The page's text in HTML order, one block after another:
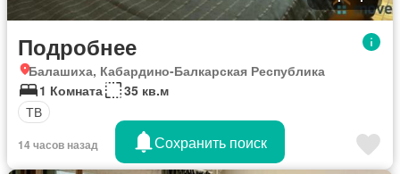
Подробнее
Балашиха, Кабардино-Балкарская Республика
1 Комната
35 кв.м
ТВ
14 часов назад Сохранить поиск